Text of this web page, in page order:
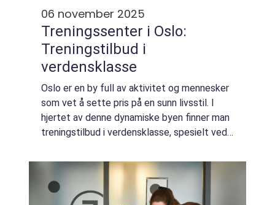
06 november 2025
Treningssenter i Oslo:
Treningstilbud i
verdensklasse
Oslo er en by full av aktivitet og mennesker
som vet å sette pris på en sunn livsstil. I
hjertet av denne dynamiske byen finner man
treningstilbud i verdensklasse, spesielt ved
muligheten for b...